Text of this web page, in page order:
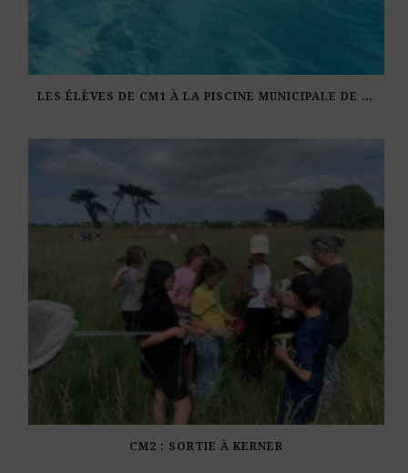
LES ÉLÈVES DE CM1 À LA PISCINE MUNICIPALE DE KERDURAND
CM2 : SORTIE À KERNER